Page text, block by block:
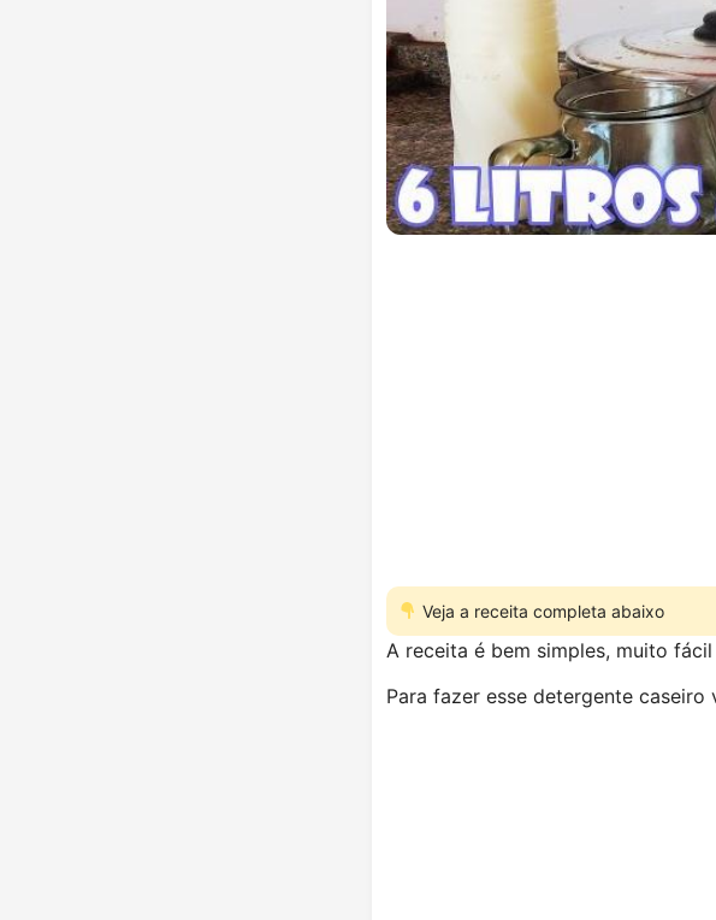
Veja a receita completa abaixo
A receita é bem simples, muito
Para fazer esse detergente caseiro